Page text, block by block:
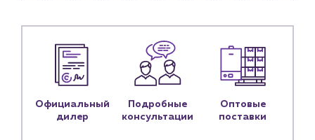
Новости
Личный кабинет
Официальный
дилер
Подробные
консультации
Оптовые
поставки